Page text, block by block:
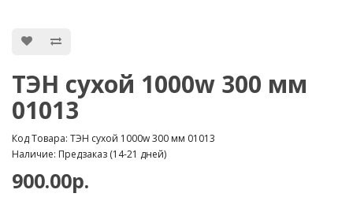
ТЭН сухой 1000w 300 мм
01013
Код Товара: ТЭН сухой 1000w 300 мм 01013
Наличие: Предзаказ (14-21 дней)
900.00р.